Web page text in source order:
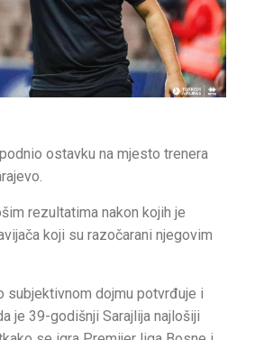
ostavku na mjesto trenera
rezultatima nakon kojih je
koji su razočarani njegovim
subjektivnom dojmu potvrđuje i
je 39-godišnji Sarajlija najlošiji